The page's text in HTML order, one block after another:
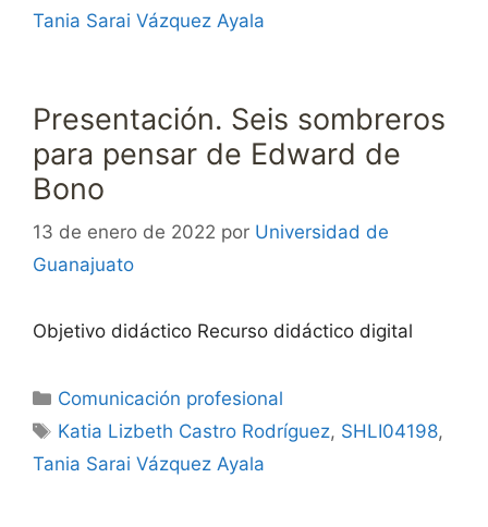
Tania Sarai Vázquez Ayala
Presentación. Seis sombreros
para pensar de Edward de
Bono
13 de enero de 2022 por Universidad de
Guanajuato
Objetivo didáctico Recurso didáctico digital
Categorías
Comunicación profesional
Etiquetas
Katia Lizbeth Castro Rodríguez, SHLI04198,
Tania Sarai Vázquez Ayala